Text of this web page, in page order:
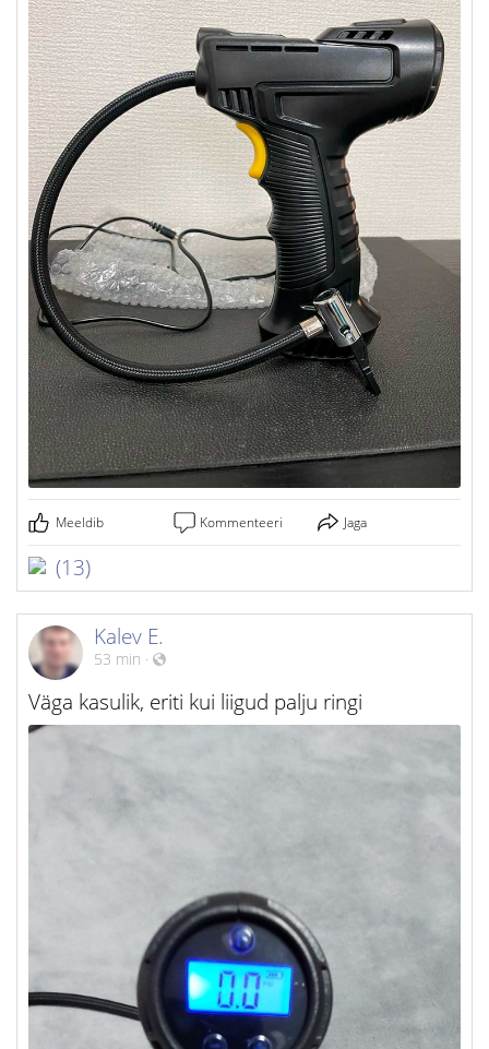
Meeldib Kommenteeri Jaga
(13)
Kalev E.
53 min ·
Väga kasulik, eriti kui liigud palju ringi